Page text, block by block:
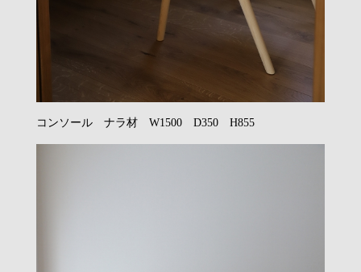
コンソール ナラ材 W1500 D350 H855